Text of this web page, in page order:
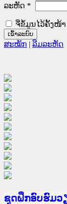
ລະຫັດ *
ຈື່ຂໍ້ມູນໄວ້ຄັ້ງໜ້າ
ສະໝັກ | ລືມລະຫັດ
Ministry of
ເຜີຍແຜ່ວັບໄຊ
ກະຊວງຍຸຕິທຳ
ຊຸດຝຶກອົບຮົມວ
ກອງປະຊຸມທົບ
ຝຶກອົບຮົມ ຜູ່ປະ
ຝຶກອົບຮົມ ຜູ່ປະ
ເຜີຍແຜ່ແອັບກົ
ເຜີຍແຜ່ແອັບກົ
ຍົກລະດັບວຽກ
ຊຸດຝຶກອົບຮົມວ